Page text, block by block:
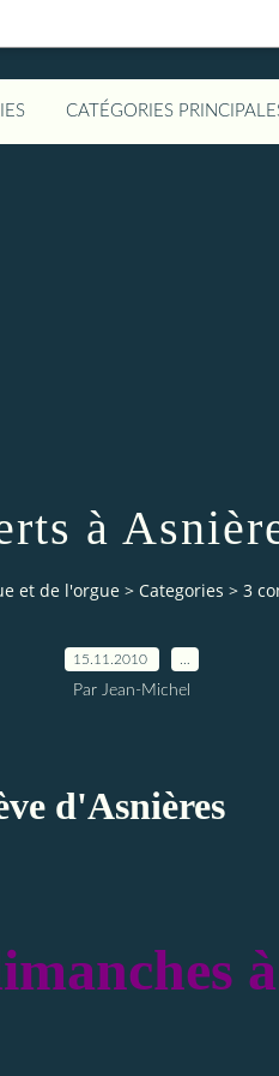
CATÉGORIES
à
et de l'orgue > Categories > 3
15.11.2010
Par Jean-Michel
d'Asnières